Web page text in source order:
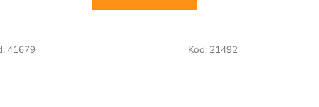
41679 Kód: 21492